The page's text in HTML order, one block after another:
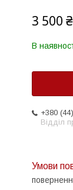
3 500 ₴
В
+380
Відділ